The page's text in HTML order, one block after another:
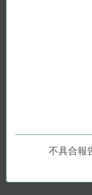
不具合報